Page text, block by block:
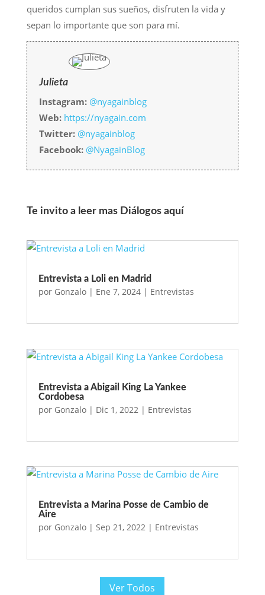
queridos cumplan sus sueños, disfruten la vida y
sepan lo importante que son para mí.
Julieta
Instagram: @nyagainblog
Web: https://nyagain.com
Twitter: @nyagainblog
Facebook: @NyagainBlog
Te invito a leer mas Diálogos aquí
Entrevista a Loli en Madrid
por Gonzalo| Ene 7, 2024| Entrevistas
Entrevista a Abigail King La Yankee
Cordobesa
por Gonzalo| Dic 1, 2022 | Entrevistas
Entrevista a Marina Posse de Cambio de
Aire
por Gonzalo| Sep 21, 2022 | Entrevistas
Ver Todos